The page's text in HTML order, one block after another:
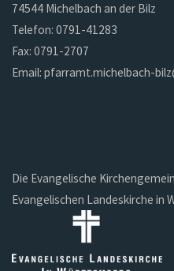
74544 Michelbach an der Bilz
Telefon: 0791-41283
Fax: 0791-2707
Email: pfarramt.michelbach-
Die Evangelische
Evangelischen Landeskirche in